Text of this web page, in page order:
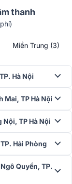
cao cấp, giảm thiểu
trong trẻo và tự
Wifi, USB,... giúp
phù hợp với nhiều
các sự kiện ngoài
và coil 7.6cm chịu
cực kỳ chắc khỏe và
thanh
Miền Trung (3)
Hà Nội
Mai, TP Hà Nội
Nội, TP Hà Nội
Hải Phòng
Quyền, TP.